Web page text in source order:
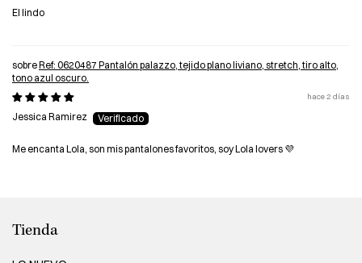
El lindo
Ref: 0620487 Pantalón palazzo, tejido plano liviano, stretch, tiro alto,
tono azul oscuro.
hace 2 días
Jessica Ramirez
Me encanta Lola, son mis pantalones favoritos, soy Lola lovers 💜
Tienda